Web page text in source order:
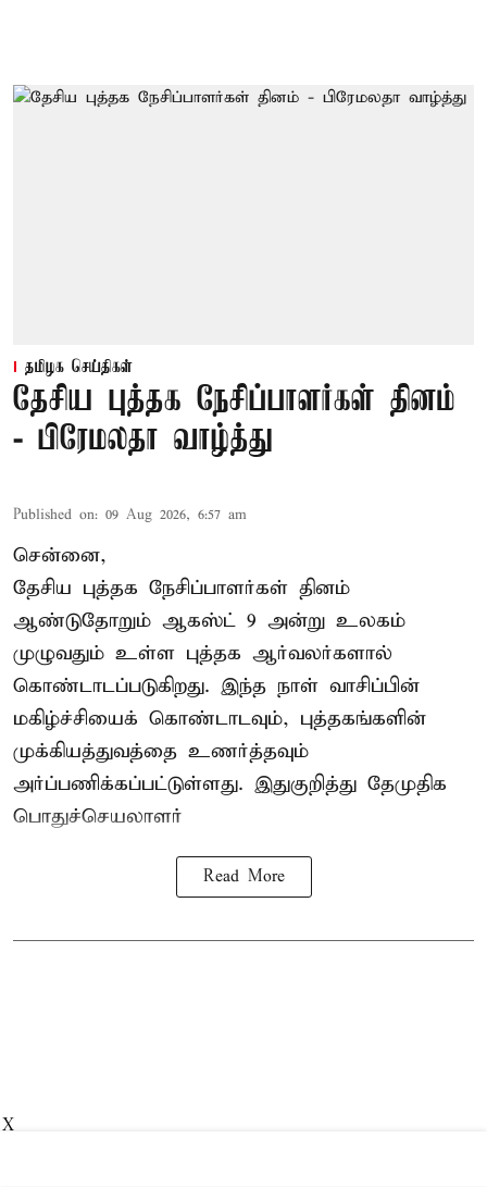
தமிழக செய்திகள்
தேசிய புத்தக நேசிப்பாளர்கள் தினம்
- பிரேமலதா வாழ்த்து
Published on: 09 Aug 2026, 6:57 am
சென்னை,
தேசிய புத்தக நேசிப்பாளர்கள் தினம்
ஆண்டுதோறும் ஆகஸ்ட் 9 அன்று உலகம்
முழுவதும் உள்ள புத்தக ஆர்வலர்களால்
கொண்டாடப்படுகிறது. இந்த நாள் வாசிப்பின்
மகிழ்ச்சியைக் கொண்டாடவும், புத்தகங்களின்
முக்கியத்துவத்தை உணர்த்தவும்
அர்ப்பணிக்கப்பட்டுள்ளது. இதுகுறித்து தேமுதிக
பொதுச்செயலாளர்
Read More
X